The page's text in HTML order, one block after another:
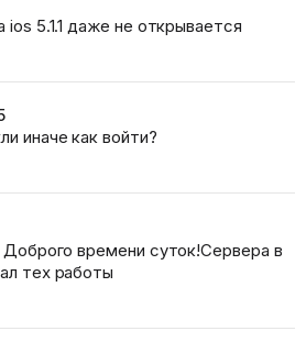
ios 5.1.1 даже не открывается
иначе как войти?
Доброго времени суток!Сервера в
тех работы